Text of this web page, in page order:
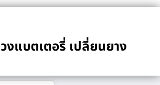
แบตเตอรี่ เปลี่ยนยาง